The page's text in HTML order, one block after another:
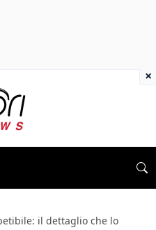
il dettaglio che lo
×